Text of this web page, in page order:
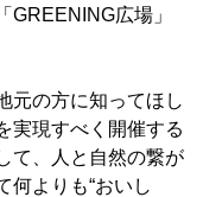
GREENING広場」
元の方に知ってほし
実現すべく開催する
て、人と自然の繋が
何よりも“おいし